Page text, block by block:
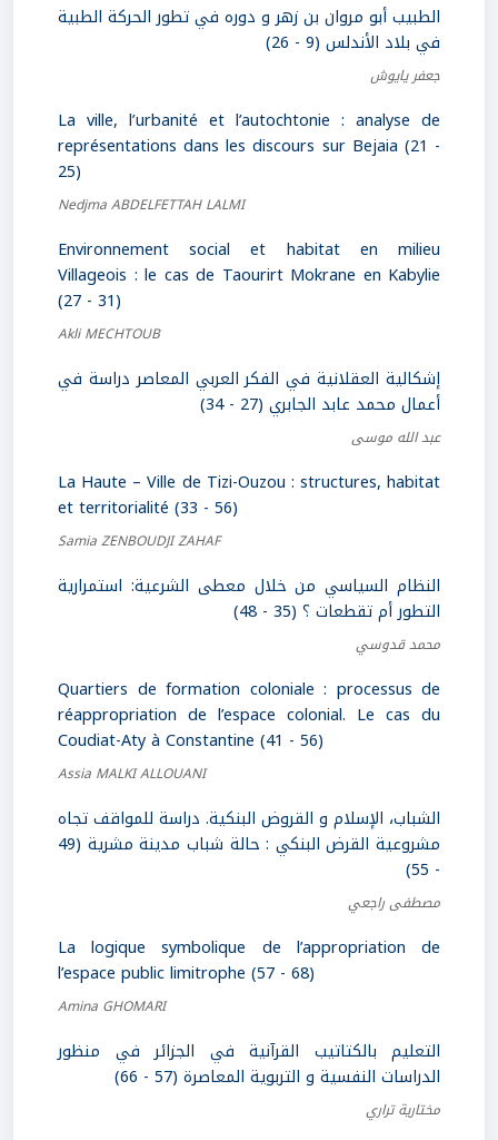
الطبيب أبو مروان بن زهر و دوره في تطور الحركة الطبية
في بلاد الأندلس (9 - 26)
جعفر يايوش
La ville, l’urbanité et l’autochtonie : analyse de
représentations dans les discours sur Bejaia (21 -
25)
Nedjma ABDELFETTAH LALMI
Environnement social et habitat en milieu
Villageois : le cas de Taourirt Mokrane en Kabylie
(27 - 31)
Akli MECHTOUB
إشكالية العقلانية في الفكر العربي المعاصر دراسة في
أعمال محمد عابد الجابري (27 - 34)
عبد الله موسى
La Haute – Ville de Tizi-Ouzou : structures, habitat
et territorialité (33 - 56)
Samia ZENBOUDJI ZAHAF
النظام السياسي من خلال معطى الشرعية: استمرارية
التطور أم تقطعات ؟ (35 - 48)
محمد قدوسي
Quartiers de formation coloniale : processus de
réappropriation de l’espace colonial. Le cas du
Coudiat-Aty à Constantine (41 - 56)
Assia MALKI ALLOUANI
الشباب، الإسلام و القروض البنكية. دراسة للمواقف تجاه
مشروعية القرض البنكي : حالة شباب مدينة مشرية (49
- 55)
مصطفى راجعي
La logique symbolique de l’appropriation de
l’espace public limitrophe (57 - 68)
Amina GHOMARI
التعليم بالكتاتيب القرآنية في الجزائر في منظور
الدراسات النفسية و التربوية المعاصرة (57 - 66)
مختارية تراري